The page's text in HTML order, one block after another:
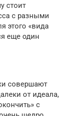
стоит
с разными
этого «вида
еще один
совершают
от идеала,
с